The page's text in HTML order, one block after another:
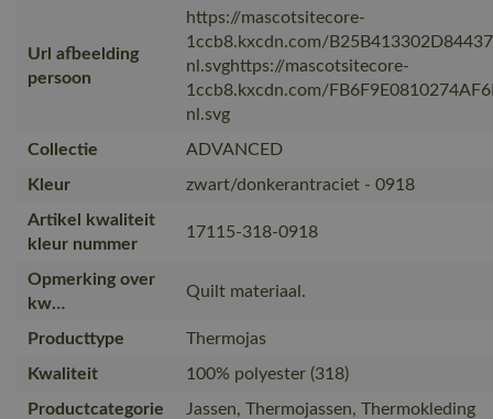
Url afbeelding
persoon
https://mascotsitecore-
1ccb8.kxcdn.com/
nl.svghttps://mascotsitecore-
1ccb8.kxcdn.com/
nl.svg
Collectie
ADVANCED
Kleur
zwart/donkerantraciet - 0918
Artikel kwaliteit
kleur nummer
17115-318-0918
Opmerking over
kw…
Quilt materiaal.
Producttype
Thermojas
Kwaliteit
100% polyester (318)
Productcategorie
Jassen, Thermojassen, Thermokleding